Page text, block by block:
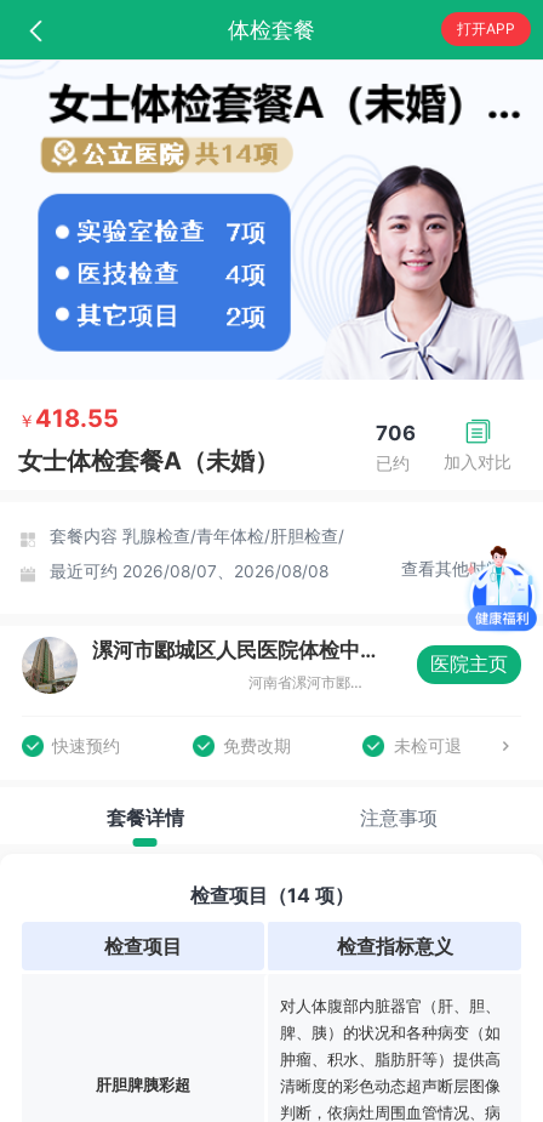
体检套餐 打开APP
加入对比
706
已约
￥ 418.55
女士体检套餐A（未婚）
套餐内容 乳腺检查/青年体检/肝胆检查/
最近可约 2026/08/07、2026/08/08 查看其他时间
漯河市郾城区人民医院体检中心
河南省漯河市郾城区海河路260号
医院主页
快速预约 免费改期 未检可退
套餐详情 注意事项
检查项目（14 项）
检查项目 检查指标意义
肝胆脾胰彩超
对人体腹部内脏器官（肝、胆、
脾、胰）的状况和各种病变（如
肿瘤、积水、脂肪肝等）提供高
清晰度的彩色动态超声断层图像
判断，依病灶周围血管情况、病